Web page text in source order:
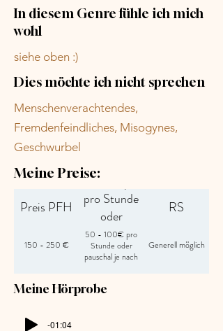
In diesem Genre fühle ich mich
wohl
siehe oben :)
Dies möchte ich nicht sprechen
Menschenverachtendes,
Fremdenfeindliches, Misogynes,
Geschwurbel
Meine Preise:
Preis PFH
Preis RS plus
pro Stunde
oder
Pauschalbetrag
RS
150 - 250 €
50 - 100€ pro
Stunde oder
pauschal je nach
Generell möglich
Meine Hörprobe
-01:04